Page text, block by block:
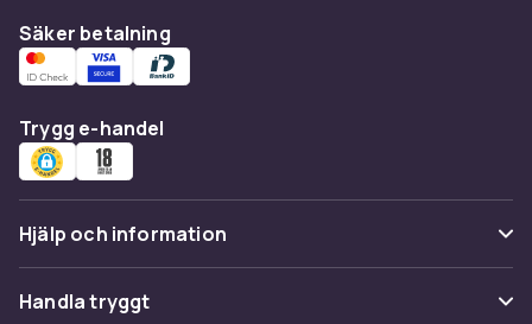
Säker betalning
Trygg e-handel
Hjälp och information
Vanliga frågor
Handla tryggt